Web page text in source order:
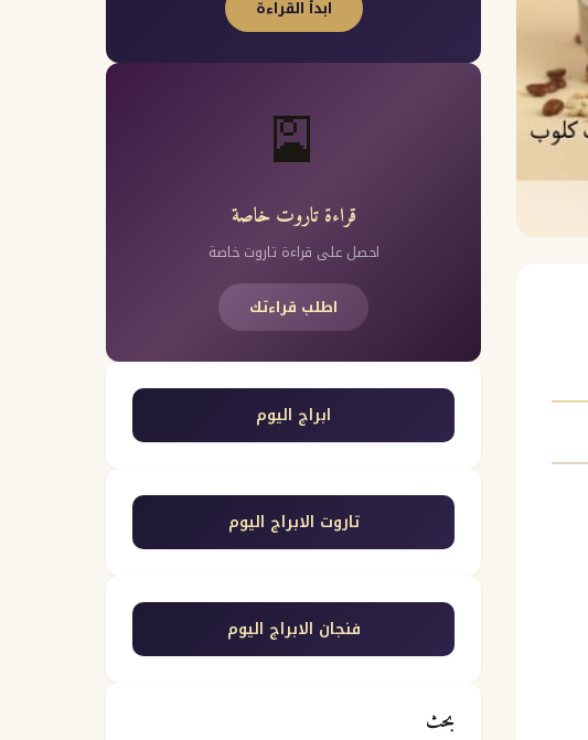
ابدأ القراءة
🎴
قراءة تاروت خاصة
احصل على قراءة تاروت خاصة
اطلب قراءتك
ابراج اليوم
تاروت الابراج اليوم
فنجان الابراج اليوم
بحث